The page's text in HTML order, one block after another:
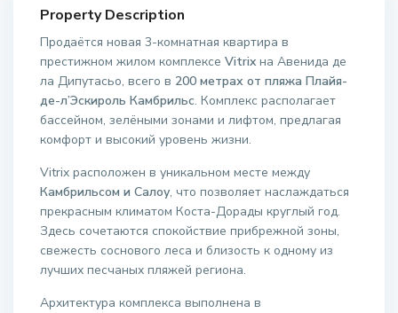
Property Description
Продаётся новая 3-комнатная квартира в
престижном жилом комплексеVitrix на Авенида де
ла Дипутасьо, всего в 200 метрах от пляжа Плайя-
де-л’Эскироль Камбрильс. Комплекс располагает
бассейном, зелёными зонами и лифтом, предлагая
комфорт и высокий уровень жизни.
Vitrix расположен в уникальном месте между
Камбрильсом и Салоу, что позволяет наслаждаться
прекрасным климатом Коста-Дорады круглый год.
Здесь сочетаются спокойствие прибрежной зоны,
свежесть соснового леса и близость к одному из
лучших песчаных пляжей региона.
Архитектура комплекса выполнена в